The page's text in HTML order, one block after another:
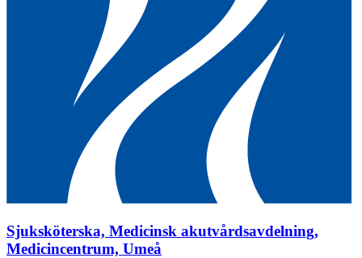
Sjuksköterska, Medicinsk akutvårdsavdelning,
Medicincentrum, Umeå